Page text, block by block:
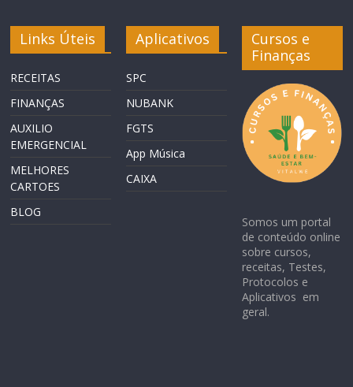
Links Úteis
RECEITAS
FINANÇAS
AUXILIO
EMERGENCIAL
MELHORES
CARTOES
BLOG
Aplicativos
SPC
NUBANK
FGTS
App Música
CAIXA
Cursos e
Finanças
Somos um portal
de conteúdo online
sobre cursos,
receitas, Testes,
Protocolos e
Aplicativos em
geral.